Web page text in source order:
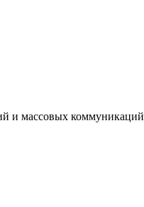
и массовых коммуникаций